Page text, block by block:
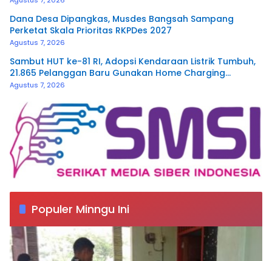
Dana Desa Dipangkas, Musdes Bangsah Sampang
Perketat Skala Prioritas RKPDes 2027
Agustus 7, 2026
Sambut HUT ke-81 RI, Adopsi Kendaraan Listrik Tumbuh,
21.865 Pelanggan Baru Gunakan Home Charging
Services PLN pada Semester I 2026
Agustus 7, 2026
Populer Minngu Ini